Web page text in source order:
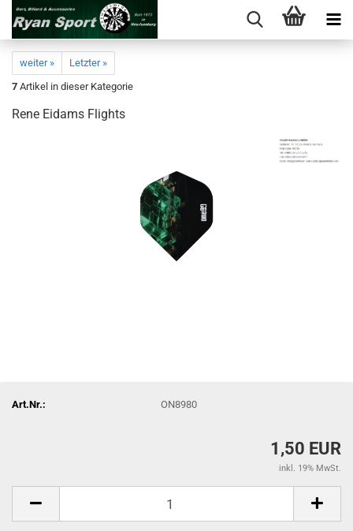
weiter »
Letzter »
7 Artikel in dieser Kategorie
Rene Ei­dams Flights
Art.Nr.: ON8980
1,50 EUR
inkl. 19% MwSt.